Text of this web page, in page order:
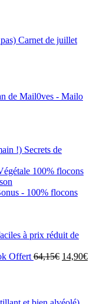
Carnet de juillet
Secrets de
- 100% flocons
Offert 64,15€ Le
64,15€.
14,90€